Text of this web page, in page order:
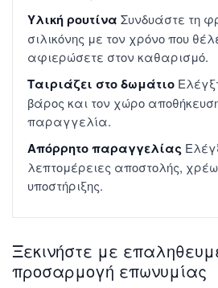
Υλική ρουτίνα Συνδυάστε τη
σιλικόνης με τον χρόνο που
αφιερώσετε στον καθαρισμό.
Ταιριάζει στο δωμάτιο
βάρος και τον χώρο
παραγγελία.
Απόρρητο παραγγελίας
λεπτομέρειες αποστολής,
υποστήριξης.
Ξεκινήστε με
προσαρμογή επωνυμίας